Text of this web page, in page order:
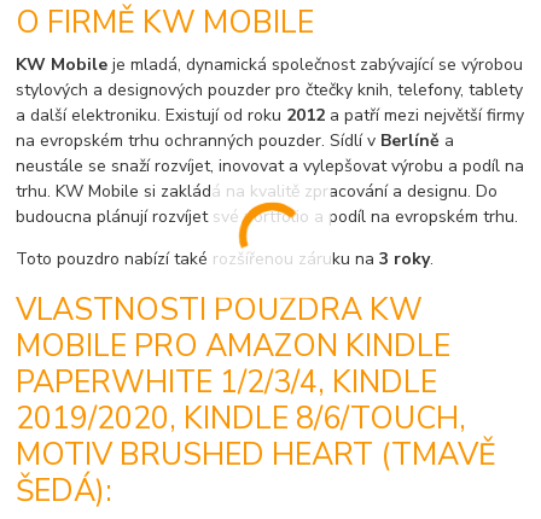
O FIRMĚ KW MOBILE
KW Mobile je mladá, dynamická společnost zabývající se výrobou
stylových a designových pouzder pro čtečky knih, telefony, tablety
a další elektroniku. Existují od roku 2012 a patří mezi největší firmy
na evropském trhu ochranných pouzder. Sídlí v Berlíně a
neustále se snaží rozvíjet, inovovat a vylepšovat výrobu a podíl na
trhu. KW Mobile si zakládá na kvalitě zpracování a designu. Do
budoucna plánují rozvíjet své portfolio a podíl na evropském trhu.
Toto pouzdro nabízí také rozšířenou záruku na3 roky.
VLASTNOSTI POUZDRA KW
MOBILE PRO AMAZON KINDLE
PAPERWHITE 1/2/3/4, KINDLE
2019/2020, KINDLE 8/6/TOUCH,
MOTIV BRUSHED HEART (TMAVĚ
ŠEDÁ):